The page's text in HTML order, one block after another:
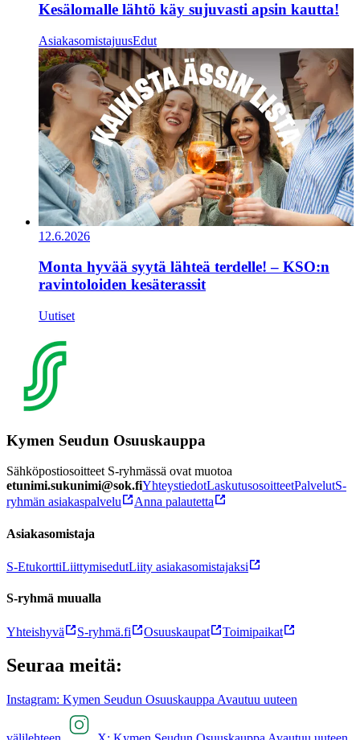
Kesälomalle lähtö käy sujuvasti apsin kautta!
AsiakasomistajuusEdut
12.6.2026
Monta hyvää syytä lähteä terdelle! – KSO:n
ravintoloiden kesäterassit
Uutiset
Kymen Seudun Osuuskauppa
Sähköpostiosoitteet S-ryhmässä ovat muotoa
etunimi.sukunimi@sok.fiYhteystiedotLaskutusosoitteetPalvelutS-
ryhmän asiakaspalvelu
Anna palautetta
Asiakasomistaja
S-EtukorttiLiittymisedutLiity asiakasomistajaksi
S-ryhmä muualla
Yhteishyvä S-ryhmä.fi Osuuskaupat Toimipaikat
Seuraa meitä:
Instagram: Kymen Seudun Osuuskauppa Avautuu uuteen